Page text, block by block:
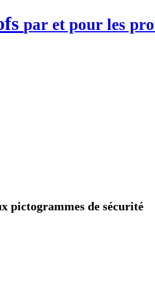
par et pour les
pictogrammes de sécurité